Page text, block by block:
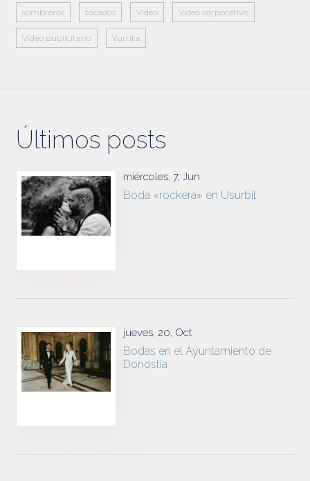
sombreros tocados Vídeo Vídeo corporativo
Vídeo publicitario Yurrita
Últimos posts
miércoles, 7, Jun
Boda «rockera» en Usurbil
jueves, 20, Oct
Bodas en el Ayuntamiento de
Donostia